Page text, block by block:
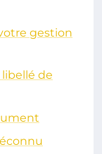
gestion
de